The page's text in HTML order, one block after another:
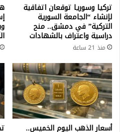
تركيا وسوريا توقعان اتفاقية
لإنشاء “الجامعة السورية
التركية” في دمشق.. منح
دراسية واعتراف بالشهادات
منذ 21 ساعة
أسعار الذهب اليوم الخميس..